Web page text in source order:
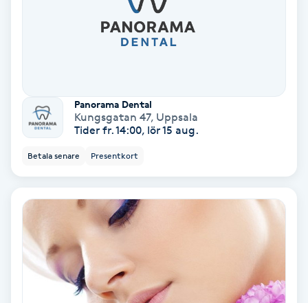
PRP (Platelet Rich Plasma)
Psoriasis
Radiofrekvens
Rakning
Reflexologi
Panorama Dental
Kungsgatan 47, Uppsala
Tider fr. 14:00, lör 15 aug.
Betala senare Presentkort